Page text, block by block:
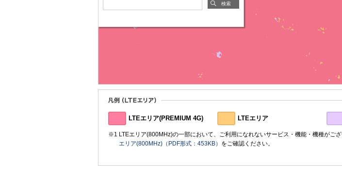
検索
LTEエリア(PREMIUM 4G) LTEエリア
LTEエリア(800MHz)の一部において、ご利用になれないサービス・機能・機種がござ
エリア(800MHz)（PDF形式：453KB） をご確認ください。